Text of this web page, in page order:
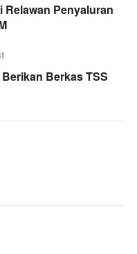
Relawan Penyaluran
Berkas TSS